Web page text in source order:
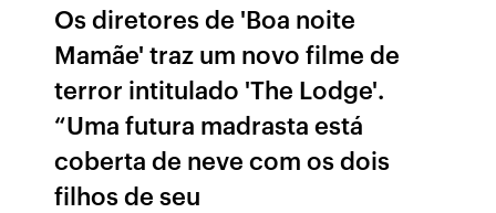
Os diretores de 'Boa noite
Mamãe' traz um novo filme de
terror intitulado 'The Lodge'.
“Uma futura madrasta está
coberta de neve com os dois
filhos de seu